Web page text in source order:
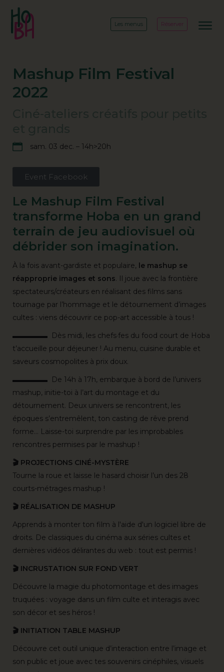
Les menus Réserver
Mashup Film Festival
2022
sam. 03 dec. – 14h>20h
Event Facebook
Le Mashup Film Festival
transforme Hoba en un grand
terrain de jeu audiovisuel où
débrider son imagination.
À la fois avant-gardiste et populaire, le mashup se
réapproprie images et sons. Il joue avec la frontière
spectateurs/créateurs en réalisant des films sans
tournage par l’hommage et le détournement d’images
cultes : viens découvrir ce pop-art accessible à tous !
▬▬▬▬▬ Dès midi, les chefs·fes du food court de Hoba
t’accueille pour déjeuner ! Au menu, cuisine durable et
saveurs cosmopolites à prix doux.
▬▬▬▬▬ De 14h à 17h, embarque à bord de l’univers
mashup, initie-toi à l’art du montage et du
détournement. Deux univers se rencontrent, les
époques s’entremêlent, ton casting de rêve prend
forme… Laisse-toi surprendre par les improbables
rencontres permises par le mashup !
🎬 PROJECTIONS CINÉ-MYSTÈRE
Tourne la roue et laisse le hasard choisir l’un des 28
courts-métrages mashup !
🎬 RÉALISATION DE MASHUP
Apprends à monter ton film à l'aide d'un logiciel libre de
droits. De classiques du cinéma aux séries cultes et
dernières vidéos délirantes du web : tout est permis !
🎬 INCRUSTATION SUR FOND VERT
Découvre la magie du photomontage et des images
truquées : voyage dans un film culte et interagis avec
son décor et ses héros !
🎬 INITIATION TABLE MASHUP
Découvre cet outil unique d’interaction entre l’image et
son public et joue avec tes souvenirs cinéphiles, visuels